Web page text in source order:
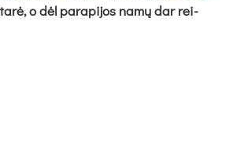
o dėl pa­ra­pi­jos na­mų dar rei­